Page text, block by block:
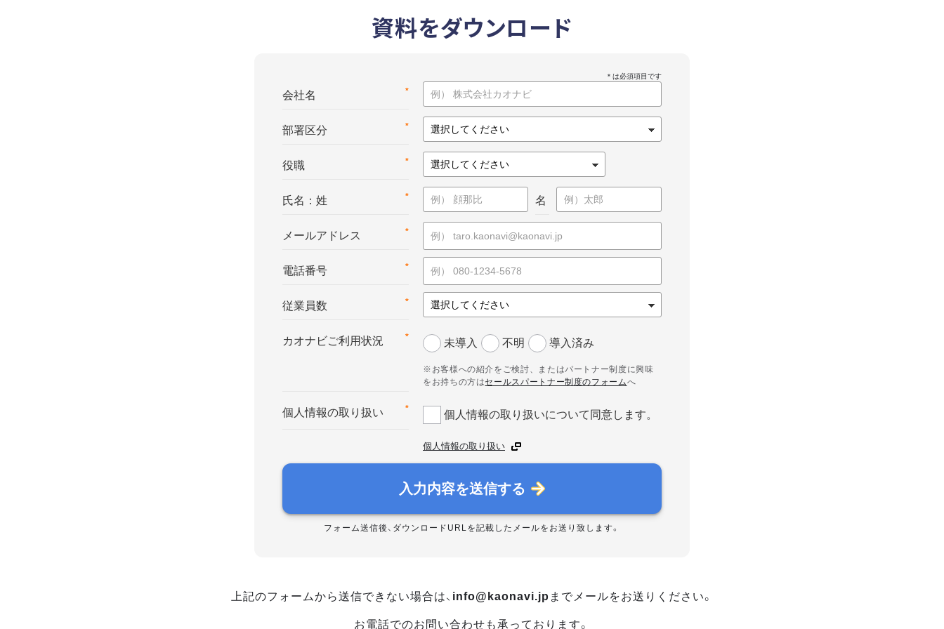
資料をダウンロード
*
会社名
*
部署区分
*
役職
*
氏名：姓 名
*
メールアドレス
*
電話番号
*
従業員数
*
カオナビご利用状況 未導入 不明 導入済み
※お客様への紹介をご検討、またはパートナー制度に興味
をお持ちの方はセールスパートナー制度のフォームへ
*
個人情報の取り扱い 個人情報の取り扱いについて同意します。
個人情報の取り扱い
入力内容を送信する
フォーム送信後、ダウンロードURLを記載したメールをお送り致します。
上記のフォームから送信できない場合は、 info@kaonavi.jp までメールをお送りください。
お電話でのお問い合わせも承っております。